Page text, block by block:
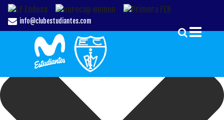
Gestionar el Consentimiento de las Cookies
info@clubestudiantes.com